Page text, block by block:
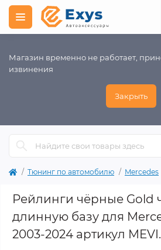
Магазин временно не работает,
извинения
Закрыть
Тюнинг по автомобилю Mercedes
Рейлинги чёрные Gold
длинную базу для
2003-2024 артикул